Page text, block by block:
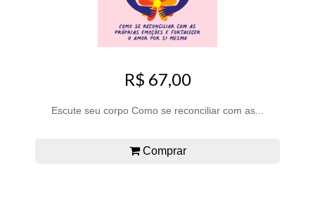
R$ 67,00
Escute seu corpo Como se reconciliar com as...
Comprar